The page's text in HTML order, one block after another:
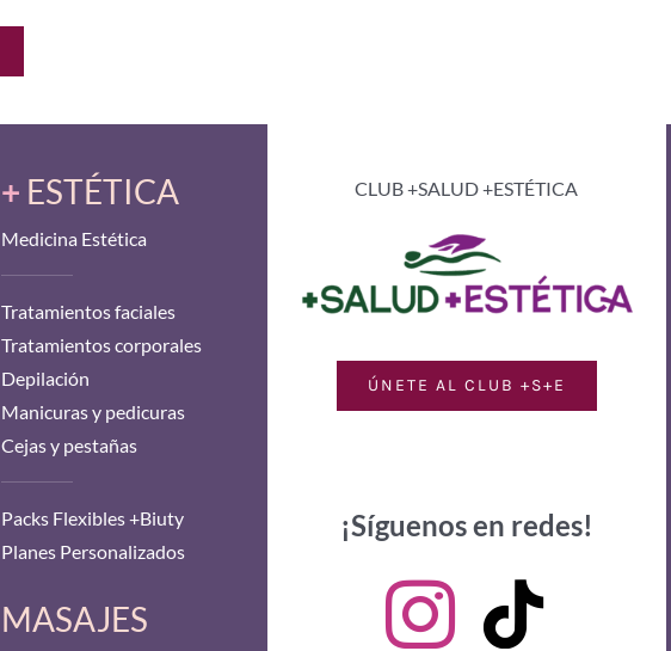
+ ESTÉTICA
Medicina Estética
Tratamientos faciales
Tratamientos corporales
Depilación
Manicuras y pedicuras
Cejas y pestañas
Packs Flexibles +Biuty
Planes Personalizados
MASAJES
CLUB +SALUD +ESTÉTICA
ÚNETE AL CLUB +S+E
¡Síguenos en redes!